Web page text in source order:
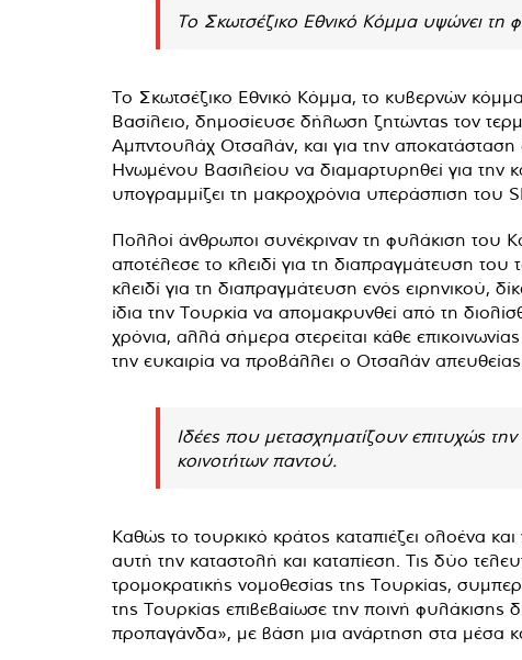
Το Σκωτσέζικο Εθνικό Κόμμα υψώνει τη
Το Σκωτσέζικο Εθνικό Κόμμα, το κυβερνών
Βασίλειο, δημοσίευσε δήλωση ζητώντας τον
Αμπντουλάχ Οτσαλάν, και για την
Ηνωμένου Βασιλείου να διαμαρτυρηθεί για
υπογραμμίζει τη μακροχρόνια υπεράσπιση του
Πολλοί άνθρωποι συνέκριναν τη φυλάκιση
αποτέλεσε το κλειδί για τη διαπραγμάτευση του
κλειδί για τη διαπραγμάτευση ενός ειρηνικού,
ίδια την Τουρκία να απομακρυνθεί από τη
χρόνια, αλλά σήμερα στερείται κάθε
την ευκαιρία να προβάλλει ο Οτσαλάν απευθείας
Ιδέες που μετασχηματίζουν επιτυχώς
κοινοτήτων παντού.
Καθώς το τουρκικό κράτος καταπιέζει ολοένα
αυτή την καταστολή και καταπίεση. Τις δύο
τρομοκρατικής νομοθεσίας της Τουρκίας,
της Τουρκίας επιβεβαίωσε την ποινή φυλάκισης
προπαγάνδα», με βάση μια ανάρτηση στα μέσα